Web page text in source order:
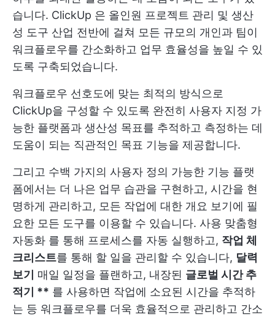
습니다. ClickUp 은 올인원 프로젝트 관리 및 생산
성 도구 산업 전반에 걸쳐 모든 규모의 개인과 팀이
워크플로우를 간소화하고 업무 효율성을 높일 수 있
도록 구축되었습니다.
워크플로우 선호도에 맞는 최적의 방식으로
ClickUp을 구성할 수 있도록 완전히 사용자 지정 가
능한 플랫폼과 생산성 목표를 추적하고 측정하는 데
도움이 되는 직관적인 목표 기능을 제공합니다.
그리고 수백 가지의 사용자 정의 가능한 기능 플랫
폼에서는 더 나은 업무 습관을 구현하고, 시간을 현
명하게 관리하고, 모든 작업에 대한 개요 보기에 필
요한 모든 도구를 이용할 수 있습니다. 사용 맞춤형
자동화 를 통해 프로세스를 자동 실행하고, 작업 체
크리스트를 통해 할 일을 관리할 수 있습니다, 달력
보기
매일 일정을 플랜하고, 내장된 글로벌 시간 추
적기 ** 를 사용하면 작업에 소요된 시간을 추적하
는 등 워크플로우를 더욱 효율적으로 관리하고 간소